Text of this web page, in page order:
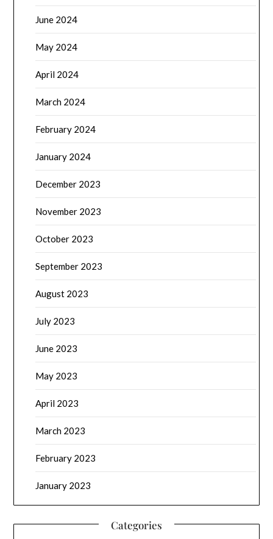
June 2024
May 2024
April 2024
March 2024
February 2024
January 2024
December 2023
November 2023
October 2023
September 2023
August 2023
July 2023
June 2023
May 2023
April 2023
March 2023
February 2023
January 2023
Categories